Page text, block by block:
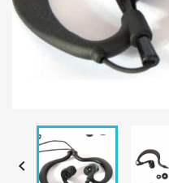
